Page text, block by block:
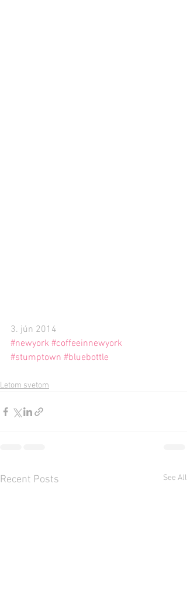
3. jún 2014
#newyork #coffeeinnewyork
#stumptown #bluebottle
Letom svetom
Recent Posts See All